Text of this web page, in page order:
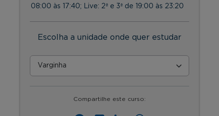
08:00 às 17:40; Live: 2ª e 3ª de 19:00 às 23:20
Escolha a unidade onde quer estudar
Compartilhe este curso: